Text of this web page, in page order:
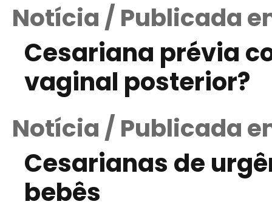
Notícia / Publicada
Cesariana prévia
vaginal posterior?
Notícia / Publicada
Cesarianas de
bebês